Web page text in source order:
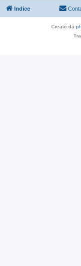
Indice
Creato da